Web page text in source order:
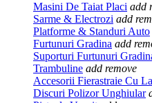
Masini De Taiat Placi add
Sarme & Electrozi add
Platforme & Standuri Auto
Furtunuri Gradina add
Suporturi Furtunuri
Trambuline add remove
Accesorii Fierastraie Cu
Discuri Polizor Unghiular